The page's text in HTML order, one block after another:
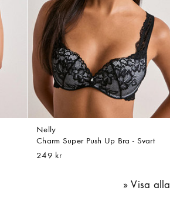
Nelly
Charm Super Push Up Bra - Svart
249 kr
Visa